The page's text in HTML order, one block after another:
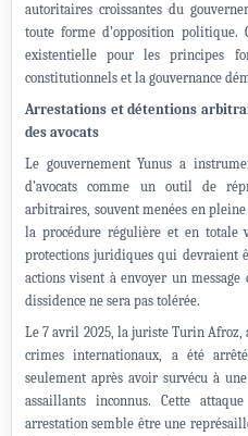
autoritaires croissantes du
toute forme d’opposition politique.
existentielle pour les principes
constitutionnels et la gouvernance
Arrestations et détentions
des avocats
Le gouvernement Yunus a
d’avocats comme un outil de
arbitraires, souvent menées en
la procédure régulière et en totale
protections juridiques qui devraient
actions visent à envoyer un
dissidence ne sera pas tolérée.
Le 7 avril 2025, la juriste Turin
crimes internationaux, a été
seulement après avoir survécu à
assaillants inconnus. Cette
arrestation semble être une